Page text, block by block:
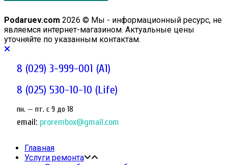
Podaruev.com 2026 © Мы - информационный ресурс, не
являемся интернет-магазином. Актуальные цены
уточняйте по указанным контактам.
8 (029) 3-999-001 (A1)
8 (025) 530-10-10 (Life)
пн. — пт. c 9 до 18
email: prorembox@gmail.com
Главная
Услуги ремонта